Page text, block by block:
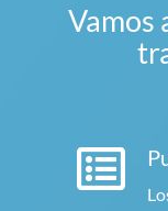
Vamos